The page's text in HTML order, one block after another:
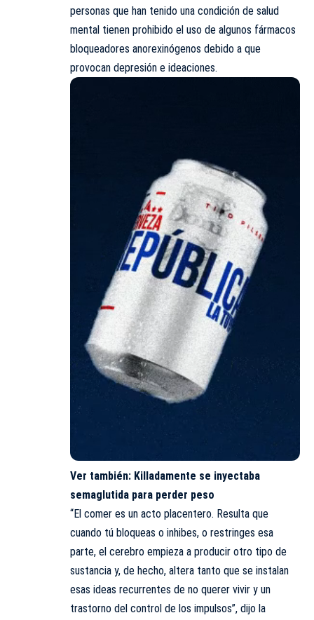
personas que han tenido una condición de salud
mental tienen prohibido el uso de algunos fármacos
bloqueadores anorexinógenos debido a que
provocan depresión e ideaciones.
Ver también: Killadamente se inyectaba
semaglutida para perder peso
“El comer es un acto placentero. Resulta que
cuando tú bloqueas o inhibes, o restringes esa
parte, el cerebro empieza a producir otro tipo de
sustancia y, de hecho, altera tanto que se instalan
esas ideas recurrentes de no querer vivir y un
trastorno del control de los impulsos”, dijo la